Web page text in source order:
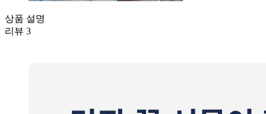
상품 설명
리뷰 3